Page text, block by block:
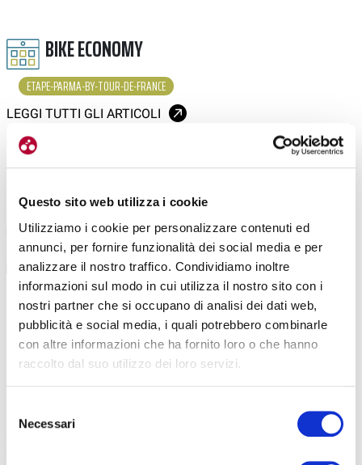
Questo sito web utilizza i cookie
Utilizziamo i cookie per personalizzare contenuti ed
annunci, per fornire funzionalità dei social media e per
analizzare il nostro traffico. Condividiamo inoltre
informazioni sul modo in cui utilizza il nostro sito con i
nostri partner che si occupano di analisi dei dati web,
pubblicità e social media, i quali potrebbero combinarle
con altre informazioni che ha fornito loro o che hanno
raccolto dal suo utilizzo dei loro servizi.
delNecessari
BIKE ECONOMY
ETAPE-PARMA-BY-TOUR-DE-FRANCE
LEGGI TUTTI GLI ARTICOLI
15-05-2025
EXTRAGIRO E COMUNE DI PARMA: IL VALORE
DEGLI EVENTI SPORTIVI
Grande successo per il workshop allestito da EXTRAGIRO e
Comune di Parma nel quadro de L’Étape Parma by Tour de
#EXTRAGIRO #EMILIA ROMAGNA
|26-04-2025
EVENTI E
genere,
#SANTINI